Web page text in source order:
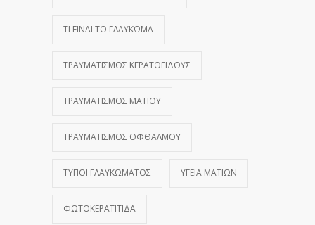
ΤΙ ΕΊΝΑΙ ΤΟ ΓΛΑΎΚΩΜΑ
ΤΡΑΥΜΑΤΙΣΜΌΣ ΚΕΡΑΤΟΕΙΔΟΎΣ
ΤΡΑΥΜΑΤΙΣΜΌΣ ΜΑΤΙΟΎ
ΤΡΑΥΜΑΤΙΣΜΌΣ ΟΦΘΑΛΜΟΎ
ΤΎΠΟΙ ΓΛΑΥΚΏΜΑΤΟΣ ΥΓΕΊΑ ΜΑΤΙΏΝ
ΦΩΤΟΚΕΡΑΤΊΤΙΔΑ